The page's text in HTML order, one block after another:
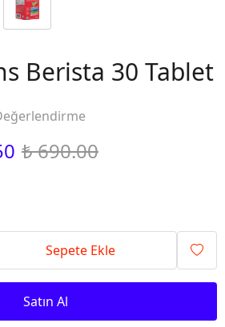
Berista 30 Tablet
₺ 690.00
Sepete Ekle
Satın Al